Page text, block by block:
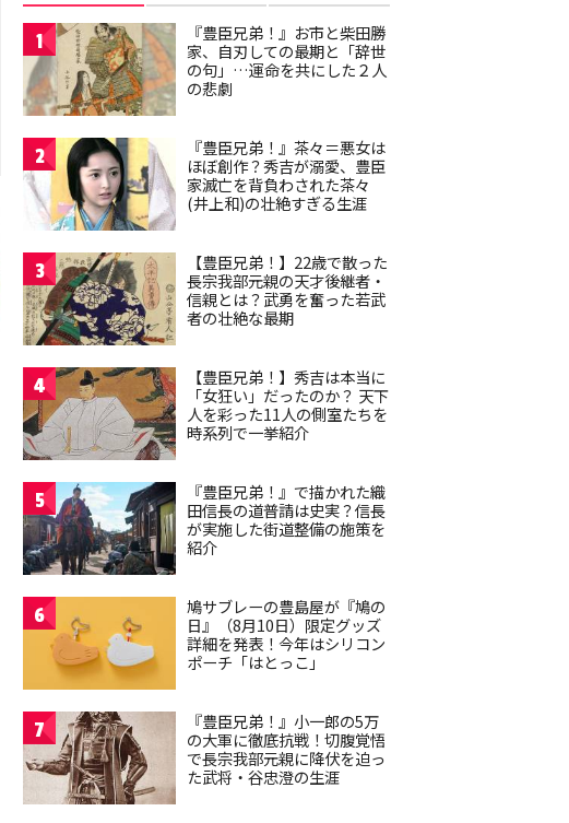
1
『豊臣兄弟！』お市と柴田勝
家、自刃しての最期と「辞世
の句」…運命を共にした２人
の悲劇
2
『豊臣兄弟！』茶々＝悪女は
ほぼ創作？秀吉が溺愛、豊臣
家滅亡を背負わされた茶々
(井上和)の壮絶すぎる生涯
3
【豊臣兄弟！】22歳で散った
長宗我部元親の天才後継者・
信親とは？武勇を奮った若武
者の壮絶な最期
4
【豊臣兄弟！】秀吉は本当に
「女狂い」だったのか？ 天下
人を彩った11人の側室たちを
時系列で一挙紹介
5
『豊臣兄弟！』で描かれた織
田信長の道普請は史実？信長
が実施した街道整備の施策を
紹介
6
鳩サブレーの豊島屋が『鳩の
日』（8月10日）限定グッズ
詳細を発表！今年はシリコン
ポーチ「はとっこ」
7
『豊臣兄弟！』小一郎の5万
の大軍に徹底抗戦！切腹覚悟
で長宗我部元親に降伏を迫っ
た武将・谷忠澄の生涯